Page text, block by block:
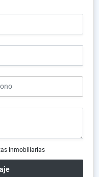
inmobiliarias